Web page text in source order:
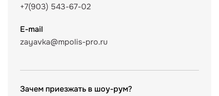
+7(903) 543-67-02
E-mail
zayavka@mpolis-pro.ru
Зачем приезжать в шоу-рум?